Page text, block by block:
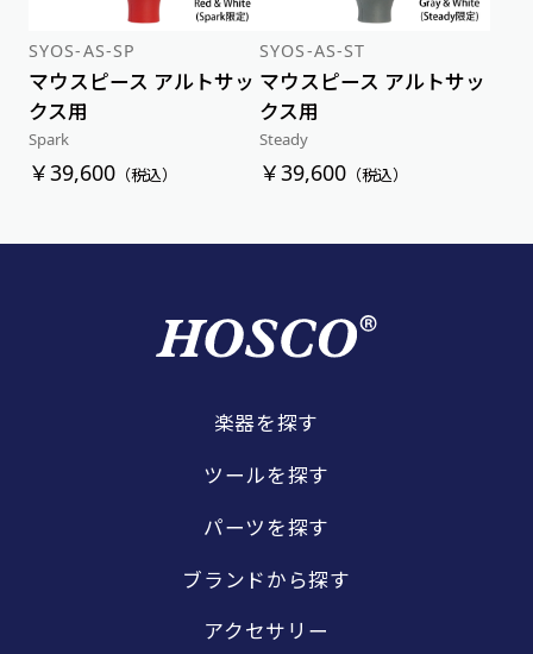
SYOS-AS-SP
マウスピース アルトサッ
クス用
Spark
￥39,600（税込）
SYOS-AS-ST
マウスピース アルトサッ
クス用
Steady
￥39,600 （税込）
楽器を探す
ツールを探す
パーツを探す
ブランドから探す
アクセサリー